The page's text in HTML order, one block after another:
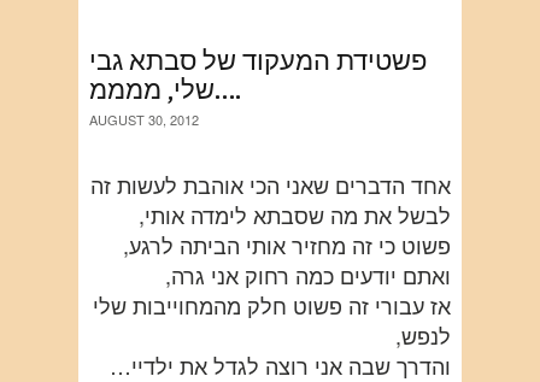
פשטידת המעקוד של סבתא גבי
שלי, ממממ….
AUGUST 30, 2012
אחד הדברים שאני הכי אוהבת לעשות זה
לבשל את מה שסבתא לימדה אותי,
פשוט כי זה מחזיר אותי הביתה לרגע,
ואתם יודעים כמה רחוק אני גרה,
אז עבורי זה פשוט חלק מהמחוייבות שלי
לנפש,
והדרך שבה אני רוצה לגדל את ילדיי…